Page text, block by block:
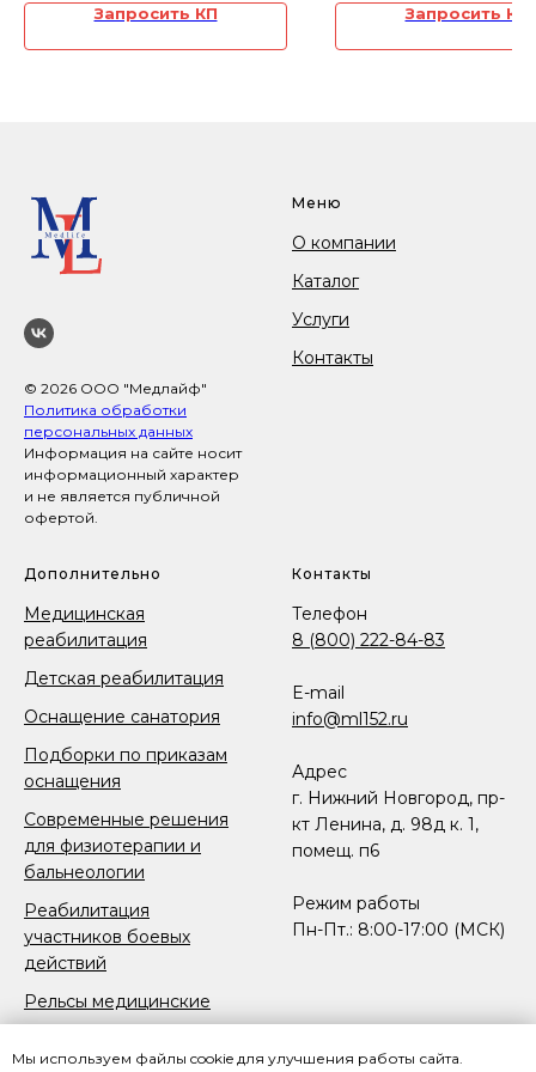
Мы используем файлы cookie для улучшения работы сайта.
периоде, после
Запросить КП Запросить КП
© 2026 ООО "Медлайф"
Политика обработки
персональных данных
Информация на сайте носит
информационный характер
и не является публичной
офертой.
Меню
О компании
Каталог
Услуги
Контакты
Дополнительно
Медицинская
реабилитация
Детская реабилитация
Оснащение санатория
Подборки по приказам
оснащения
Современные решения
для физиотерапии и
бальнеологии
Реабилитация
участников боевых
действий
Рельсы медицинские
протезирования и
Контакты
Телефон
8 (800) 222-84-83
E-mail
info@ml152.ru
Адрес
г. Нижний Новгород, пр-
кт Ленина, д. 98д к. 1,
помещ. п6
Режим работы
Пн-Пт.: 8:00-17:00 (МСК)